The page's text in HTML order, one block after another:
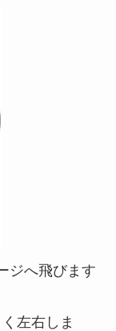
ジへ飛びます
左右しま